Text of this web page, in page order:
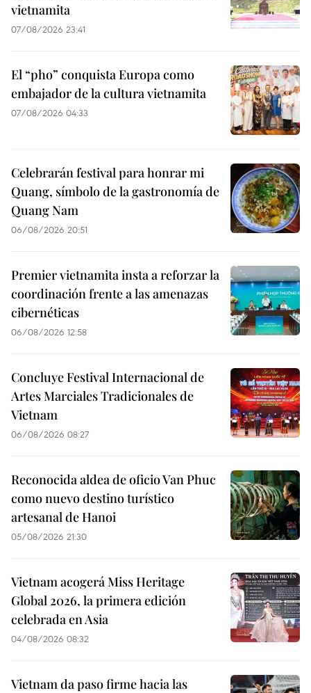
vietnamita
07/08/2026 23:41
El “pho” conquista Europa como
embajador de la cultura vietnamita
07/08/2026 04:33
Celebrarán festival para honrar mi
Quang, símbolo de la gastronomía de
Quang Nam
06/08/2026 20:51
Premier vietnamita insta a reforzar la
coordinación frente a las amenazas
cibernéticas
06/08/2026 12:58
Concluye Festival Internacional de
Artes Marciales Tradicionales de
Vietnam
06/08/2026 08:27
Reconocida aldea de oficio Van Phuc
como nuevo destino turístico
artesanal de Hanoi
05/08/2026 21:30
Vietnam acogerá Miss Heritage
Global 2026, la primera edición
celebrada en Asia
04/08/2026 08:32
Vietnam da paso firme hacia las